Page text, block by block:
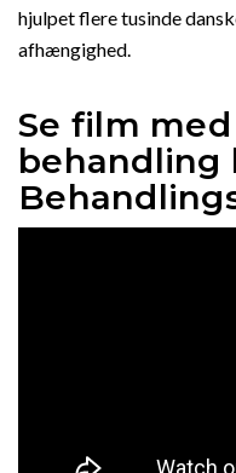
hjulpet flere tusinde
afhængighed.
Se film
behandling